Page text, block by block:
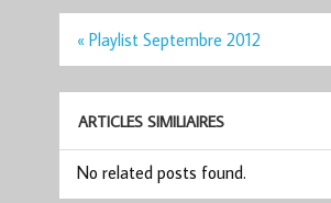
Navigation
« Playlist Septembre 2012
ARTICLES SIMILIAIRES
No related posts found.